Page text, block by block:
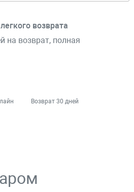
возврата
на возврат, полная
Возврат 30 дней